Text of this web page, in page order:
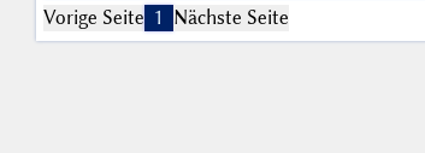
Vorige Seite 1 Nächste Seite